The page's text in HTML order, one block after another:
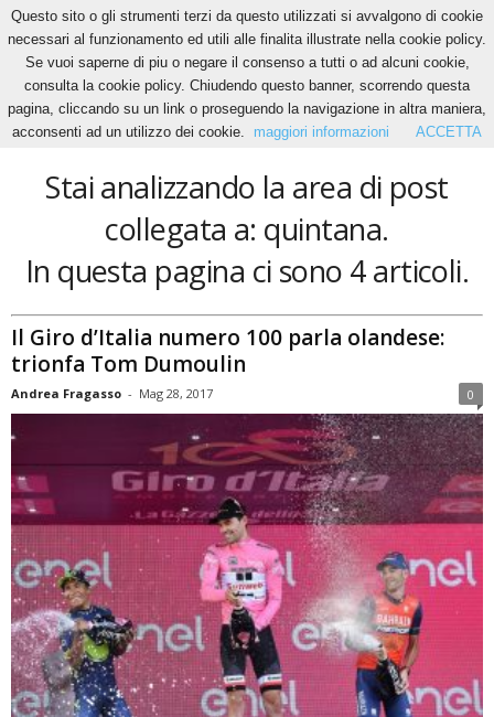
Home Tags Quintana
quintana
Stai analizzando la area di post
collegata a: quintana.
In questa pagina ci sono 4 articoli.
Il Giro d’Italia numero 100 parla olandese:
trionfa Tom Dumoulin
Andrea Fragasso - Mag 28, 2017 0
Questo sito o gli strumenti terzi da questo utilizzati si avvalgono di cookie
necessari al funzionamento ed utili alle finalita illustrate nella cookie policy.
Se vuoi saperne di piu o negare il consenso a tutti o ad alcuni cookie,
consulta la cookie policy. Chiudendo questo banner, scorrendo questa
pagina, cliccando su un link o proseguendo la navigazione in altra maniera,
acconsenti ad un utilizzo dei cookie.
maggiori informazioni ACCETTA